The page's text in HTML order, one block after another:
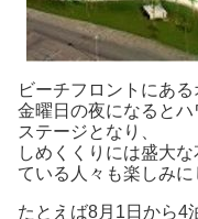
ビーチフロントにあ
金曜日の夜になると
ステージとなり、
しめくくりには盛大
ている人々も楽しみに
たとえば8月1日から4